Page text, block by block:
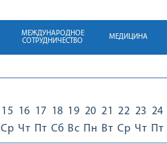
МЕЖДУНАРОДНОЕ
СОТРУДНИЧЕСТВО
МЕДИЦИНА
15
Ср
16
Чт
17
Пт
18
Сб
19
Вс
20
Пн
21
Вт
22
Ср
23
Чт
24
Пт